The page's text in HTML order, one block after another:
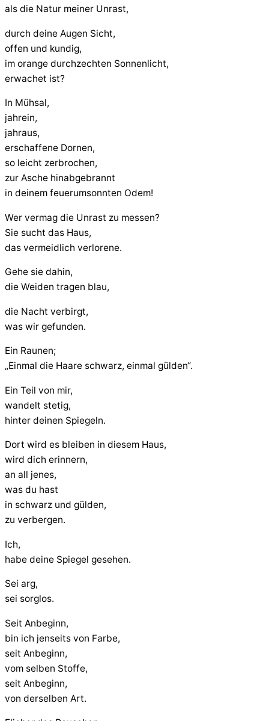
als die Natur meiner Unrast,
durch deine Augen Sicht,
offen und kundig,
im orange durchzechten Sonnenlicht,
erwachet ist?
In Mühsal,
jahrein,
jahraus,
erschaffene Dornen,
so leicht zerbrochen,
zur Asche hinabgebrannt
in deinem feuerumsonnten Odem!
Wer vermag die Unrast zu messen?
Sie sucht das Haus,
das vermeidlich verlorene.
Gehe sie dahin,
die Weiden tragen blau,
die Nacht verbirgt,
was wir gefunden.
Ein Raunen;
„Einmal die Haare schwarz, einmal gülden“.
Ein Teil von mir,
wandelt stetig,
hinter deinen Spiegeln.
Dort wird es bleiben in diesem Haus,
wird dich erinnern,
an all jenes,
was du hast
in schwarz und gülden,
zu verbergen.
Ich,
habe deine Spiegel gesehen.
Sei arg,
sei sorglos.
Seit Anbeginn,
bin ich jenseits von Farbe,
seit Anbeginn,
vom selben Stoffe,
seit Anbeginn,
von derselben Art.